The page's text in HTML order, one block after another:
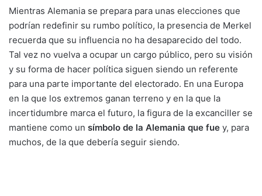
Mientras Alemania se prepara para unas elecciones que
podrían redefinir su rumbo político, la presencia de Merkel
recuerda que su influencia no ha desaparecido del todo.
Tal vez no vuelva a ocupar un cargo público, pero su visión
y su forma de hacer política siguen siendo un referente
para una parte importante del electorado. En una Europa
en la que los extremos ganan terreno y en la que la
incertidumbre marca el futuro, la figura de la excanciller se
mantiene como un símbolo de la Alemania que fue y, para
muchos, de la que debería seguir siendo.